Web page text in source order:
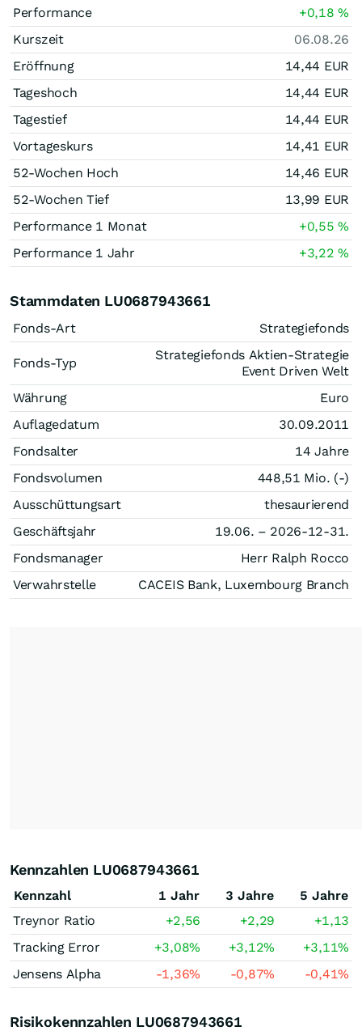
Performance +0,18%
Kurszeit
06.08.26
Eröffnung
14,44 EUR
Tageshoch
14,44 EUR
Tagestief
14,44 EUR
Vortageskurs
14,41 EUR
52-Wochen Hoch
14,46 EUR
52-Wochen Tief
13,99 EUR
Performance 1 Monat
+0,55%
Performance 1 Jahr
+3,22%
Stammdaten LU0687943661
Fonds-Art Strategiefonds
Fonds-Typ
Strategiefonds Aktien-Strategie
Event Driven Welt
Währung
Euro
Auflagedatum
30.09.2011
Fondsalter
14 Jahre
Fondsvolumen
448,51 Mio. (-)
Ausschüttungsart
thesaurierend
Geschäftsjahr
19.06. – 2026-12-31.
Fondsmanager
Herr Ralph Rocco
Verwahrstelle
CACEIS Bank, Luxembourg Branch
Kennzahlen LU0687943661
Kennzahl 1 Jahr 3 Jahre
5 Jahre
Treynor Ratio
+2,56 +2,29
+1,13
Tracking Error
+3,08% +3,12% +3,11%
Jensens Alpha
-1,36% -0,87% -0,41%
Risikokennzahlen LU0687943661